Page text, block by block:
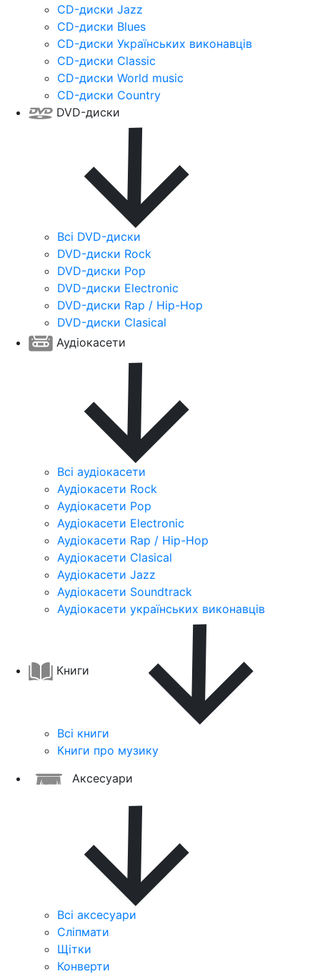
CD-диски Jazz
CD-диски Blues
CD-диски Українських виконавців
CD-диски Classic
CD-диски World music
CD-диски Country
DVD-диски
Всі DVD-диски
DVD-диски Rock
DVD-диски Pop
DVD-диски Electronic
DVD-диски Rap / Hip-Hop
DVD-диски Clasical
Аудіокасети
Всі аудіокасети
Аудіокасети Rock
Аудіокасети Pop
Аудіокасети Electronic
Аудіокасети Rap / Hip-Hop
Аудіокасети Clasical
Аудіокасети Jazz
Аудіокасети Soundtrack
Аудіокасети українських виконавців
Книги
Всі книги
Книги про музику
Аксесуари
Всі аксесуари
Сліпмати
Щітки
Конверти